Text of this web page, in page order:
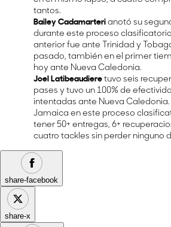
tantos.
Bailey Cadamarteri anotó su
durante este proceso clasificatorio
anterior fue ante Trinidad y
pasado, también en el primer
hoy ante Nueva Caledonia.
Joel Latibeaudiere tuvo seis
pases y tuvo un 100% de
intentadas ante Nueva
Jamaica en este proceso
tener 50+ entregas, 6+
cuatro tackles sin perder ninguno
share-facebook
share-x